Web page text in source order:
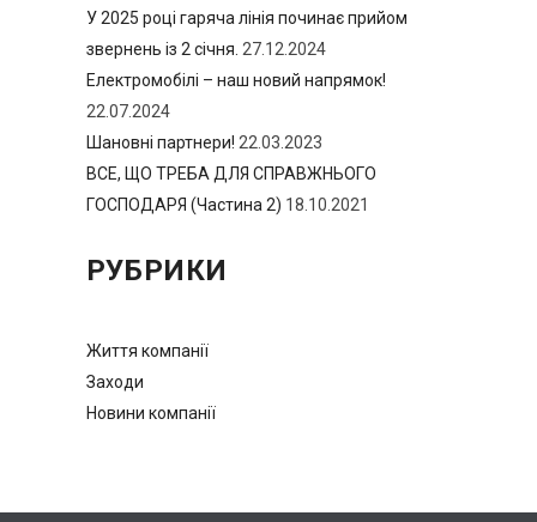
У 2025 році гаряча лінія починає прийом
звернень із 2 січня. 27.12.2024
Електромобілі – наш новий напрямок!
22.07.2024
Шановні партнери! 22.03.2023
ВСЕ, ЩО ТРЕБА ДЛЯ СПРАВЖНЬОГО
ГОСПОДАРЯ (Частина 2) 18.10.2021
РУБРИКИ
Життя компанії
Заходи
Новини компанії